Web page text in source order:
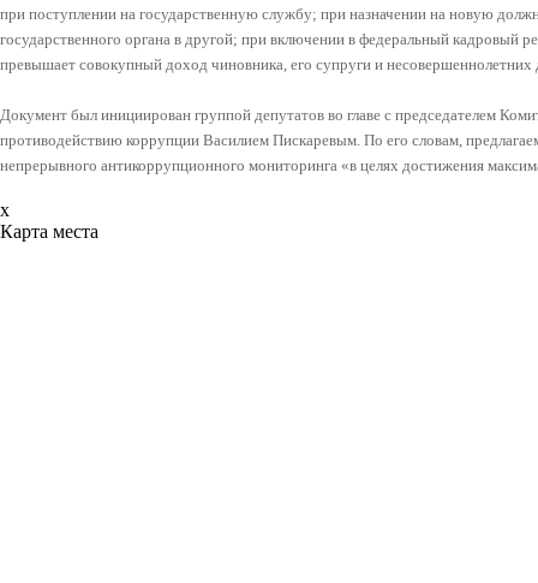
при поступлении на государственную службу; при назначении на новую
государственного органа в другой; при включении в федеральный кадровый
превышает совокупный доход чиновника, его супруги и несовершеннолетних
Документ был инициирован группой депутатов во главе с председателем
противодействию коррупции Василием Пискаревым. По его словам,
непрерывного антикоррупционного мониторинга «в целях достижения
x
Карта места